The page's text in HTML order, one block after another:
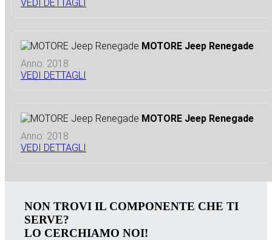
VEDI DETTAGLI
MOTORE Jeep Renegade
Anno: 2018
VEDI DETTAGLI
MOTORE Jeep Renegade
Anno: 2018
VEDI DETTAGLI
NON TROVI IL COMPONENTE CHE TI
SERVE?
LO CERCHIAMO NOI!